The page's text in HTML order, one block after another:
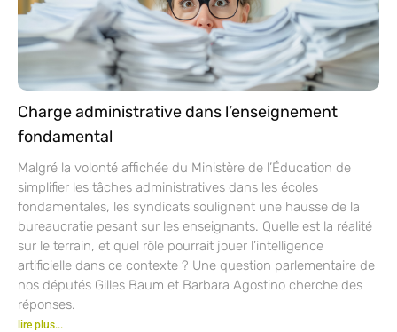
Charge administrative dans l’enseignement
fondamental
Malgré la volonté affichée du Ministère de l’Éducation de
simplifier les tâches administratives dans les écoles
fondamentales, les syndicats soulignent une hausse de la
bureaucratie pesant sur les enseignants. Quelle est la réalité
sur le terrain, et quel rôle pourrait jouer l’intelligence
artificielle dans ce contexte ? Une question parlementaire de
nos députés Gilles Baum et Barbara Agostino cherche des
réponses.
lire plus...